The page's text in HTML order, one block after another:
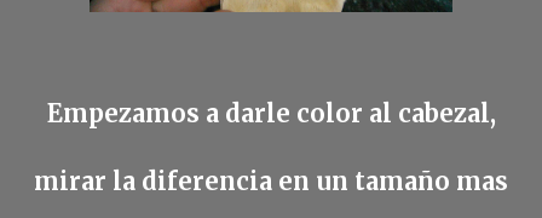
Empezamos a darle color al cabezal,
mirar la diferencia en un tamaño mas